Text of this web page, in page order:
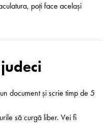
poți face același
document și scrie timp de 5
să curgă liber. Vei fi